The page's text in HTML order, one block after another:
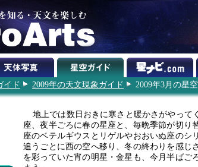
イド 2009年の天文現象ガイド 2009年3月の星空
地上では数日おきに寒さと暖かさがやって
座、夜半ごろに春の星座と、毎晩季節が切り
座のベテルギウスとリゲルやおおいぬ座のシ
追うごとに西の空へ移り、冬の終わりを感じ
を彩っていた宵の明星・金星も、今月半ばご